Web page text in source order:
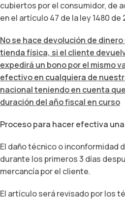
cubiertos por el consumidor, de
en el artículo 47 de la ley 1480 de
No se hace devolución de
tienda física, si el cliente
expedirá un bono por el mismo
efectivo en cualquiera de
nacional teniendo en cuenta
duración del año fiscal en curso
Proceso para hacer efectiva
El daño técnico o inconformidad
durante los primeros 3 días
mercancía por el cliente.
El artículo será revisado por los